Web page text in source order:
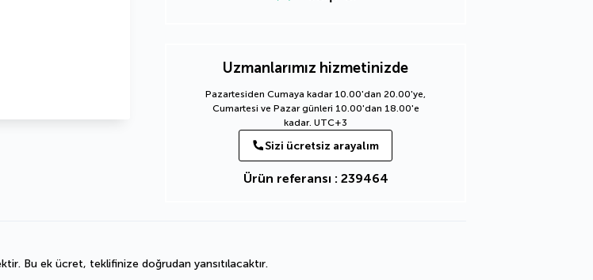
Uzmanlarımız hizmetinizde
Pazartesiden Cumaya kadar 10.00'dan 20.00'ye,
Cumartesi ve Pazar günleri 10.00'dan 18.00'e
kadar. UTC+3
Sizi ücretsiz arayalım
Ürün referansı : 239464
Bu ek ücret, teklifinize doğrudan yansıtılacaktır.